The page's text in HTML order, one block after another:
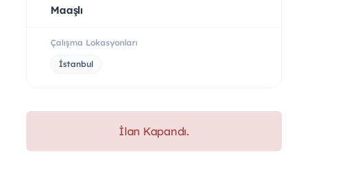
Maaşlı
Çalışma Lokasyonları
İstanbul
İlan Kapandı.